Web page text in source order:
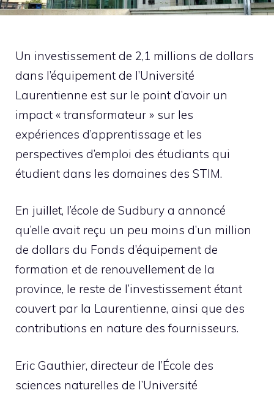
Un investissement de 2,1 millions de dollars
dans l’équipement de l’Université
Laurentienne est sur le point d’avoir un
impact « transformateur » sur les
expériences d’apprentissage et les
perspectives d’emploi des étudiants qui
étudient dans les domaines des STIM.
En juillet, l’école de Sudbury a annoncé
qu’elle avait reçu un peu moins d’un million
de dollars du Fonds d’équipement de
formation et de renouvellement de la
province, le reste de l’investissement étant
couvert par la Laurentienne, ainsi que des
contributions en nature des fournisseurs.
Eric Gauthier, directeur de l’École des
sciences naturelles de l’Université